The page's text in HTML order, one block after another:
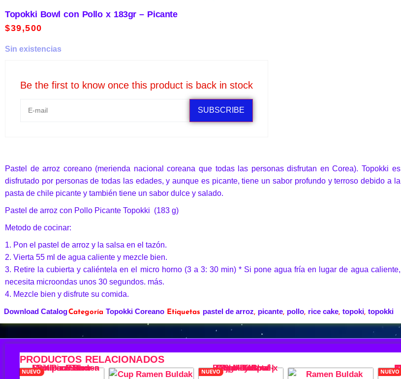
Topokki Bowl con Pollo x 183gr – Picante
$39,500
Sin existencias
Be the first to know once this product is back in stock
SUBSCRIBE
Pastel de arroz coreano (merienda nacional coreana que todas las personas disfrutan en Corea). Topokki es
disfrutado por personas de todas las edades, y aunque es picante, tiene un sabor profundo y terroso debido a la
pasta de chile picante y también tiene un sabor dulce y salado.
Pastel de arroz con Pollo Picante Topokki (183 g)
Metodo de cocinar:
1. Pon el pastel de arroz y la salsa en el tazón.
2. Vierta 55 ml de agua caliente y mezcle bien.
3. Retire la cubierta y caliéntela en el micro horno (3 a 3: 30 min) * Si pone agua fría en lugar de agua caliente,
necesita microondas unos 30 segundos. más.
4. Mezcle bien y disfrute su comida.
Download CatalogCategoría Topokki Coreano Etiquetas pastel de arroz, picante, pollo, rice cake, topoki, topokki
PRODUCTOS RELACIONADOS
NUEVO NUEVO NUEVO